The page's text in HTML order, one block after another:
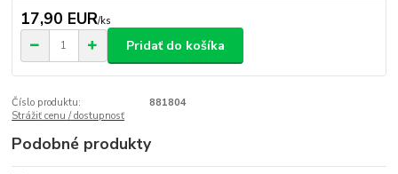
17,90 EUR/ks
Pridať do košíka
Číslo produktu:
881804
Strážiť cenu / dostupnosť
Podobné produkty